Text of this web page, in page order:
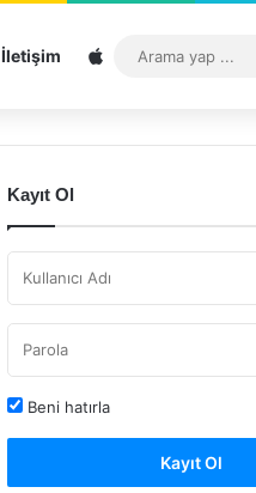
İletişim Sitemap
Kayıt Ol
Beni hatırla
Kayıt Ol